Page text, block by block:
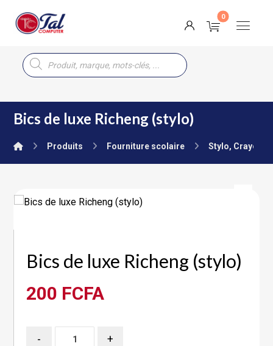
Bics de luxe Richeng (stylo)
Produits Fourniture scolaire Stylo, Crayon,
Bics de luxe Richeng (stylo)
200 FCFA
- +